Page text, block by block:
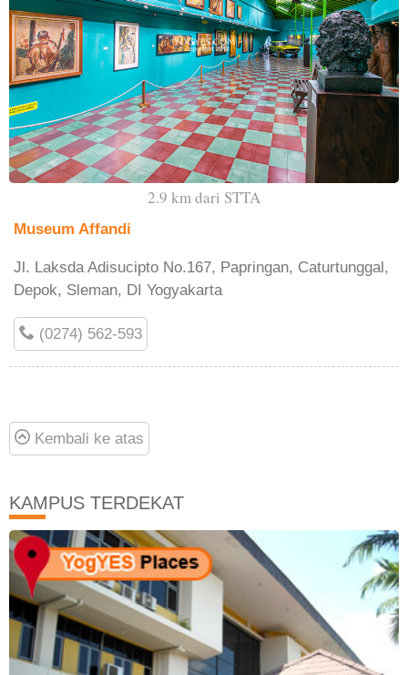
2.9 km dari STTA
Museum Affandi
Jl. Laksda Adisucipto No.167, Papringan, Caturtunggal,
Depok, Sleman, DI Yogyakarta
(0274) 562-593
Kembali ke atas
KAMPUS TERDEKAT